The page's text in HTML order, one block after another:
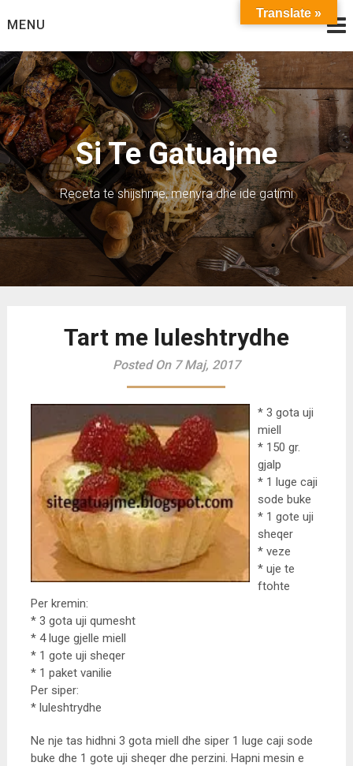
toMENU
Si Te Gatuajme
Receta te shijshme, menyra dhe ide gatimi
Tart me luleshtrydhe
Posted On 7 Maj, 2017
* 3 gota uji
miell
* 150 gr.
gjalp
* 1 luge caji
sode buke
* 1 gote uji
sheqer
* veze
* uje te
ftohte
Per kremin:
* 3 gota uji qumesht
* 4 luge gjelle miell
* 1 gote uji sheqer
* 1 paket vanilie
Per siper:
* luleshtrydhe
Ne nje tas hidhni 3 gota miell dhe siper 1 luge caji sode
buke dhe 1 gote uji sheqer dhe perzini. Hapni mesin e
Translate »